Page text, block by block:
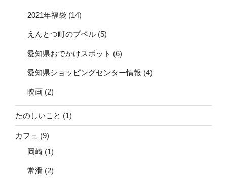
2021年福袋 (14)
えんとつ町のプペル (5)
愛知県おでかけスポット (6)
愛知県ショッピングセンター情報 (4)
映画 (2)
たのしいこと (1)
カフェ (9)
岡崎 (1)
常滑 (2)